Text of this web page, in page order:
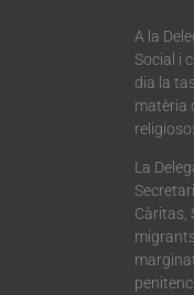
A la
Social i
dia la
matèria
La
Càritas,